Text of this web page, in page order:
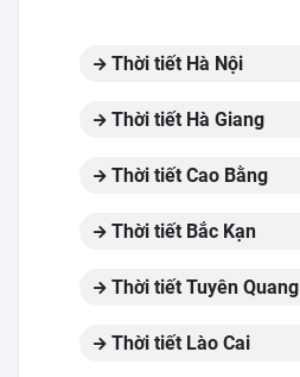
Thời tiết Hà Nội
Thời tiết Hà Giang
Thời tiết Cao Bằng
Thời tiết Bắc Kạn
Thời tiết Tuyên Quang
Thời tiết Lào Cai